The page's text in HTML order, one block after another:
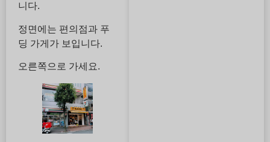
니다.
정면에는 편의점과 푸
딩 가게가 보입니다.
오른쪽으로 가세요.